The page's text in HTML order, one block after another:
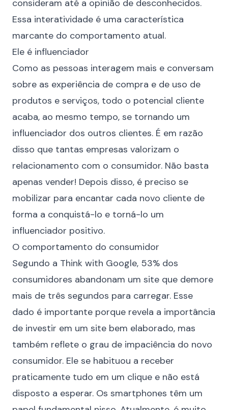
consideram até a opinião de desconhecidos.
Essa interatividade é uma característica
marcante do comportamento atual.
Ele é influenciador
Como as pessoas interagem mais e conversam
sobre as experiência de compra e de uso de
produtos e serviços, todo o potencial cliente
acaba, ao mesmo tempo, se tornando um
influenciador dos outros clientes. É em razão
disso que tantas empresas valorizam o
relacionamento com o consumidor. Não basta
apenas vender! Depois disso, é preciso se
mobilizar para encantar cada novo cliente de
forma a conquistá-lo e torná-lo um
influenciador positivo.
O comportamento do consumidor
Segundo a Think with Google, 53% dos
consumidores abandonam um site que demore
mais de três segundos para carregar. Esse
dado é importante porque revela a importância
de investir em um site bem elaborado, mas
também reflete o grau de impaciência do novo
consumidor. Ele se habituou a receber
praticamente tudo em um clique e não está
disposto a esperar. Os smartphones têm um